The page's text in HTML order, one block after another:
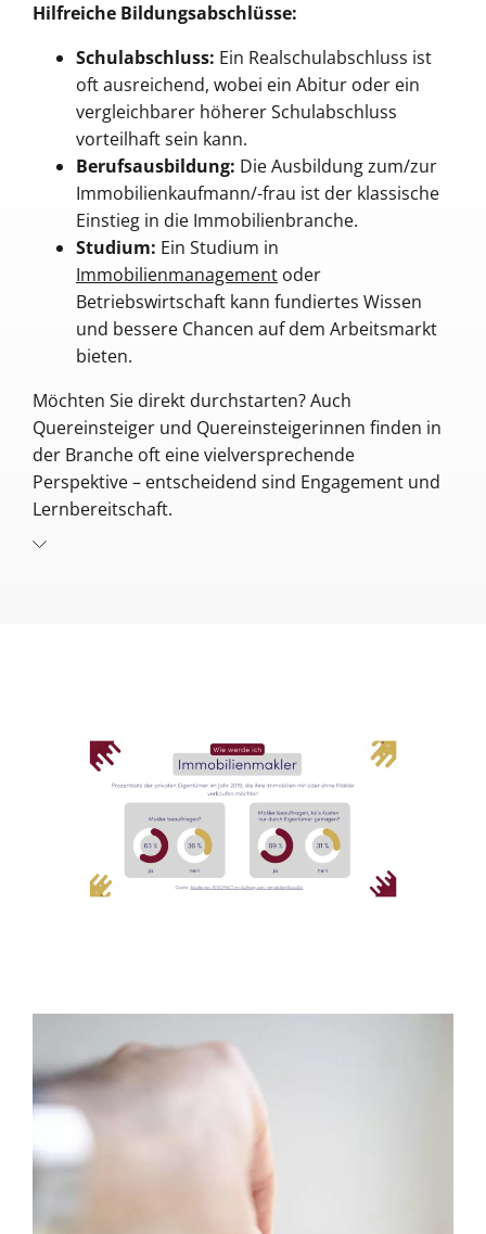
Hilfreiche Bildungsabschlüsse:
Schulabschluss: Ein Realschulabschluss ist
oft ausreichend, wobei ein Abitur oder ein
vergleichbarer höherer Schulabschluss
vorteilhaft sein kann.
Berufsausbildung: Die Ausbildung zum/zur
Immobilienkaufmann/-frau ist der klassische
Einstieg in die Immobilienbranche.
Studium: Ein Studium in
Immobilienmanagement oder
Betriebswirtschaft kann fundiertes Wissen
und bessere Chancen auf dem Arbeitsmarkt
bieten.
Möchten Sie direkt durchstarten? Auch
Quereinsteiger und Quereinsteigerinnen finden in
der Branche oft eine vielversprechende
Perspektive – entscheidend sind Engagement und
Lernbereitschaft.